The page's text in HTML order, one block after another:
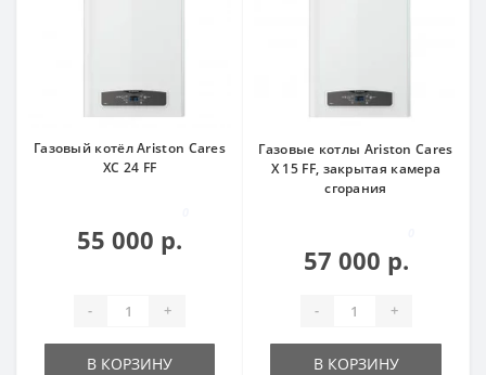
Газовый котёл Ariston Cares
XC 24 FF
55 000 р.
- +
В КОРЗИНУ
Газовые котлы Ariston Cares
X 15 FF, закрытая камера
сгорания
57 000 р.
- +
В КОРЗИНУ